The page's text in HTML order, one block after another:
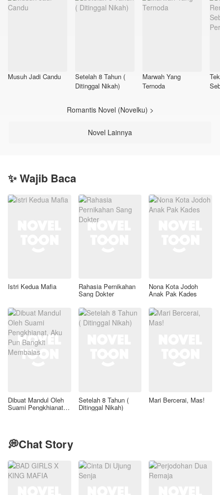
Musuh Jadi Candu
Setelah 8 Tahun (
Ditinggal Nikah)
Marwah Yang
Ternoda
Romantis Novel (Novelku) >
Novel Lainnya
✨ Wajib Baca
Istri Kedua Mafia Rahasia Pernikahan
Sang Dokter
Nona Kota Jodoh
Anak Pak Kades
Dibuat Mandul Oleh
Suami Pengkhianat,
Setelah 8 Tahun (
Ditinggal Nikah)
Mari Bercerai, Mas!
💭Chat Story